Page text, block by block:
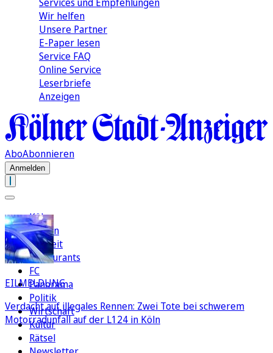
Wir helfen
Unsere Partner
E-Paper lesen
Service FAQ
Online Service
Leserbriefe
Anzeigen
AboAbonnieren
Anmelden
Köln
Region
Freizeit
Restaurants
FC
Panorama
Politik
Wirtschaft
Kultur
Rätsel
EILMELDUNG
Verdacht auf illegales Rennen: Zwei Tote bei schwerem
Motorradunfall auf der L124 in Köln